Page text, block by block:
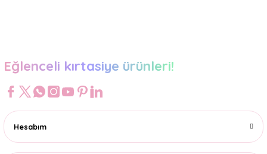
Eğlenceli kırtasiye ürünleri!
Hesabım